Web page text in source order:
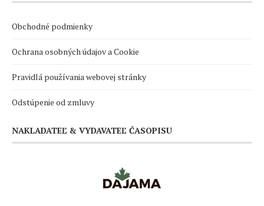
Obchodné podmienky
Ochrana osobných údajov a Cookie
Pravidlá používania webovej stránky
Odstúpenie od zmluvy
NAKLADATEĽ & VYDAVATEĽ ČASOPISU